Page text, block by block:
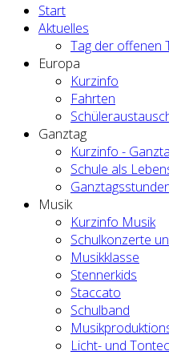
Start
Aktuelles
Tag der offenen
Europa
Kurzinfo
Fahrten
Ganztag
Kurzinfo -
Schule als
Musik
Kurzinfo Musik
Schulkonzerte
Musikklasse
Stennerkids
Staccato
Schulband
Licht- und